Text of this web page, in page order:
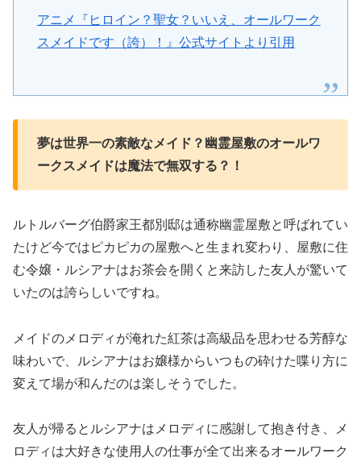
アニメ『ヒロイン？聖女？いいえ、オールワーク
スメイドです（誇）！』公式サイトより引用
夢は世界一の素敵なメイド？幽霊屋敷のオールワ
ークスメイドは魔法で無双する？！
ルトルバーグ伯爵家王都別邸は通称幽霊屋敷と呼ばれてい
たけど今ではピカピカの屋敷へと生まれ変わり、屋敷に住
む令嬢・ルシアナはお茶会を開くと来訪した友人が驚いて
いたのは誇らしいですね。
メイドのメロディが淹れた紅茶は高級品を思わせる芳醇な
味わいで、ルシアナはお嬢様からいつもの砕けた喋り方に
変えて場が和んだのは楽しそうでした。
友人が帰るとルシアナはメロディに感謝して抱き付き、メ
ロディは大好きな使用人の仕事が全て出来るオールワーク